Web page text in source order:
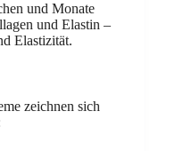
und Monate
und Elastin –
Elastizität.
zeichnen sich